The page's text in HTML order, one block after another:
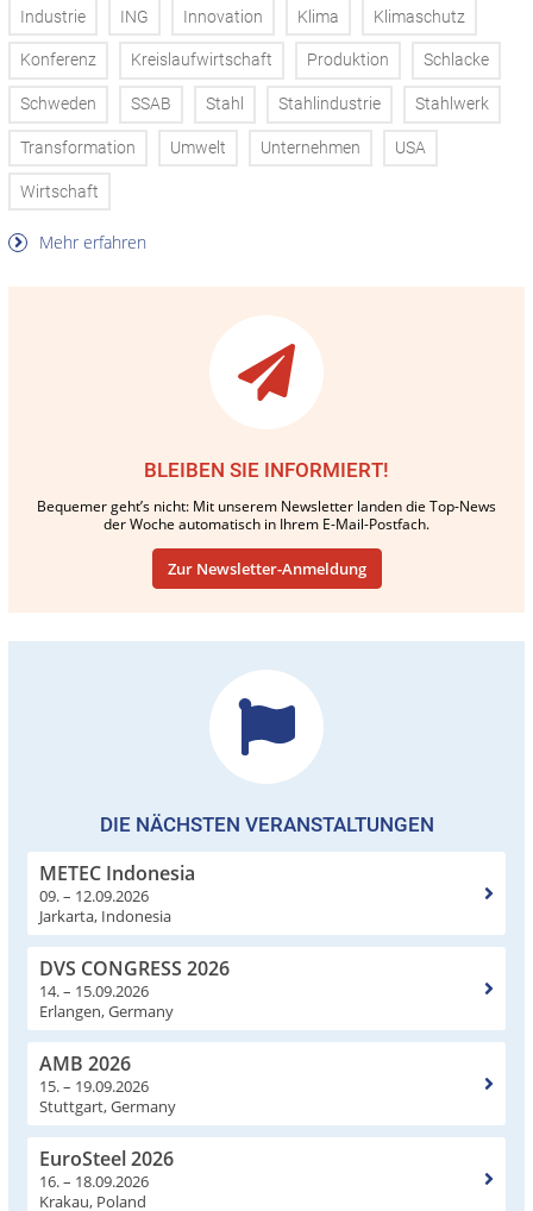
Industrie ING Innovation Klima Klimaschutz
Konferenz Kreislaufwirtschaft Produktion Schlacke
Schweden SSAB Stahl Stahlindustrie Stahlwerk
Transformation Umwelt Unternehmen USA
Wirtschaft
Mehr erfahren
BLEIBEN SIE INFORMIERT!
Bequemer geht’s nicht: Mit unserem Newsletter landen die Top-News
der Woche automatisch in Ihrem E-Mail-Postfach.
Zur Newsletter-Anmeldung
DIE NÄCHSTEN VERANSTALTUNGEN
METEC Indonesia
09. – 12.09.2026
Jarkarta, Indonesia
DVS CONGRESS 2026
14. – 15.09.2026
Erlangen, Germany
AMB 2026
15. – 19.09.2026
Stuttgart, Germany
EuroSteel 2026
16. – 18.09.2026
Krakau, Poland